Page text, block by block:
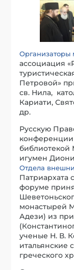
Организаторы
ассоциация
Петровой»
св. Нила,
Кариати,
др.
Русскую
библиотекой
игумен
Отдела
Патриархата
форуме
монастырей
Адези) из
ученые Н. В.
итальянские
греческого